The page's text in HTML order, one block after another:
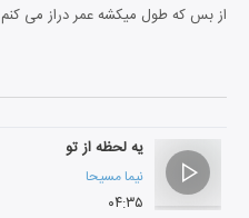
از بس که طول میکشه عمر دراز می کنم
یه لحظه از تو
نیما مسیحا
۰۴:۳۵